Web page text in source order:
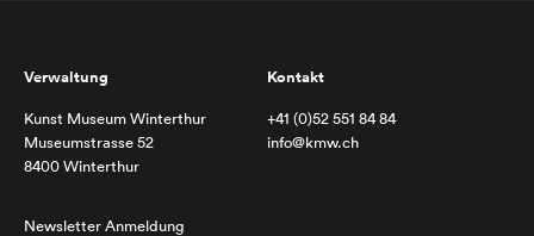
Verwaltung
Kunst Museum Winterthur
Museumstrasse 52
8400 Winterthur
Kontakt
+41 (0)52 551 84 84
info@kmw.ch
Newsletter Anmeldung